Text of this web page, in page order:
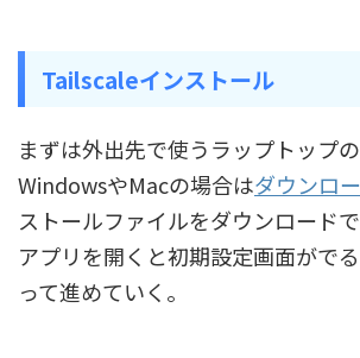
Tailscaleインストール
まずは外出先で使うラップトップの
WindowsやMacの場合はダウンロ
ストールファイルをダウンロードで
アプリを開くと初期設定画面がで
って進めていく。